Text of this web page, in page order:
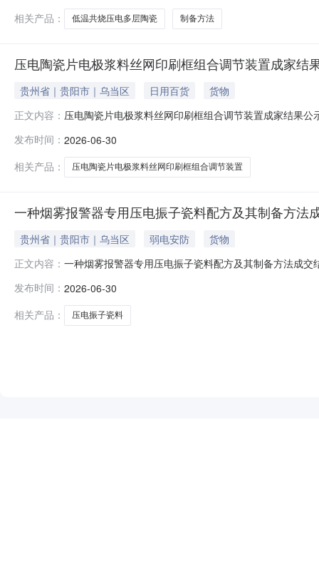
相关产品：
低温共烧压电多层陶瓷 制备方法
压电陶瓷片电极浆料丝网印刷框组合调节装置成家结
贵州省｜贵阳市｜乌当区 日用百货
货物
正文内容： 压电陶瓷片电极浆料丝网印刷框组合调节装置成家结果
发布时间： 2026-06-30
相关产品：
压电陶瓷片电极浆料丝网印刷框组合调节装置
一种烟雾报警器专用压电振子瓷料配方及其制备方法
贵州省｜贵阳市｜乌当区 弱电安防
货物
正文内容： 一种烟雾报警器专用压电振子瓷料配方及其制备方法成
发布时间： 2026-06-30
相关产品：
压电振子瓷料